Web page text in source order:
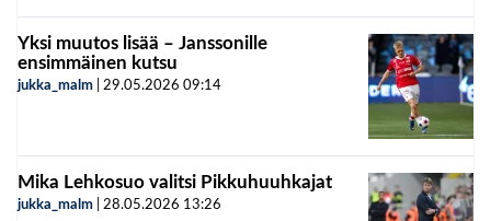
Yksi muutos lisää – Janssonille
ensimmäinen kutsu
jukka_malm 29.05.2026 09:14
Mika Lehkosuo valitsi Pikkuhuuhkajat
jukka_malm 28.05.2026 13:26